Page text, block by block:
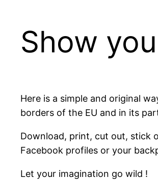
Show
Here is a simple and original
borders of the EU and in its
Download, print, cut out, stick
Facebook profiles or your
Let your imagination go wild !